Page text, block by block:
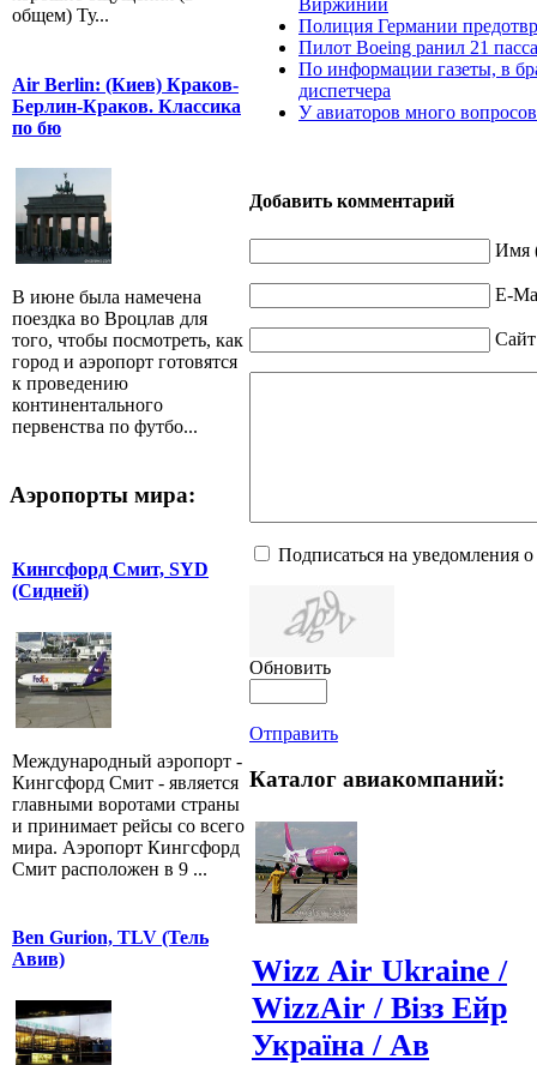
общем) Ту...
Air Berlin: (Киев) Краков-
Берлин-Краков. Классика
по бю
В июне была намечена
поездка во Вроцлав для
того, чтобы посмотреть, как
город и аэропорт готовятся
к проведению
континентального
первенства по футбо...
Аэропорты мира:
Кингсфорд Смит, SYD
(Сидней)
Международный аэропорт -
Кингсфорд Смит - является
главными воротами страны
и принимает рейсы со всего
мира. Аэропорт Кингсфорд
Смит расположен в 9 ...
Ben Gurion, TLV (Тель
Авив)
Виржинии
Полиция Германии
Пилот Boeing ранил 21
По информации газеты, в
диспетчера
У авиаторов много
Добавить комментарий
Имя
E-
Сайт
Подписаться на уведомления
Обновить
Отправить
Каталог авиакомпаний:
Wizz Air Ukraine /
WizzAir / Візз Ейр
Україна / Ав